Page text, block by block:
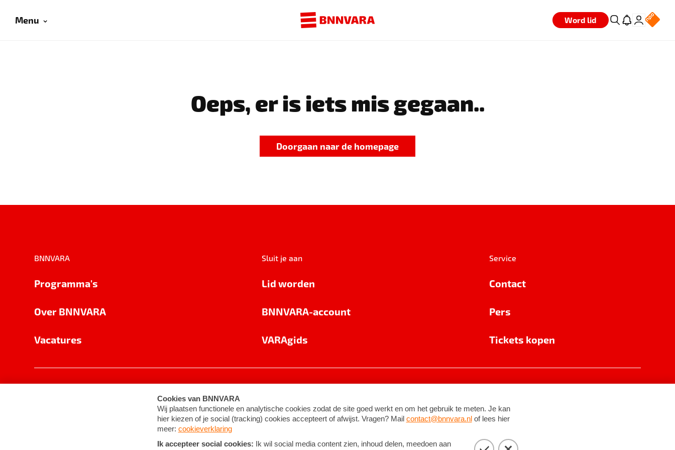
Menu Word lid
Oeps, er is iets mis gegaan..
Doorgaan naar de homepage
BNNVARA
Programma's
Over BNNVARA
Vacatures
Sluit je aan
Lid worden
BNNVARA-account
VARAgids
Service
Contact
Pers
Tickets kopen
Cookie-instellingen Algemene voorwaarden ©2026BNNVARA